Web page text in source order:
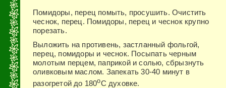
Помидоры, перец помыть, просушить. Очистить
чеснок, перец. Помидоры, перец и чеснок крупно
порезать.
Выложить на противень, застланный фольгой,
перец, помидоры и чеснок. Посыпать черным
молотым перцем, паприкой и солью, сбрызнуть
оливковым маслом. Запекать 30-40 минут в
разогретой до 180oС духовке.